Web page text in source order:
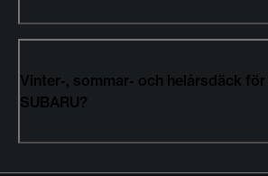
Vinter-, sommar- och helårsdäck
SUBARU?